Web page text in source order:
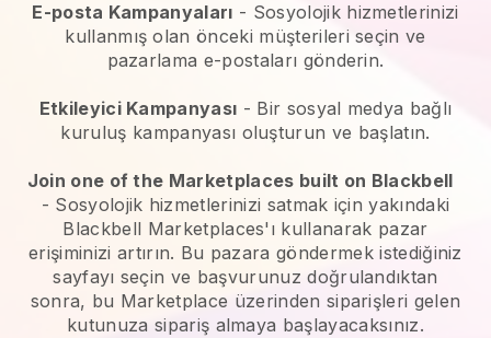
E-posta Kampanyaları - Sosyolojik hizmetlerinizi
kullanmış olan önceki müşterileri seçin ve
pazarlama e-postaları gönderin.
Etkileyici Kampanyası - Bir sosyal medya bağlı
kuruluş kampanyası oluşturun ve başlatın.
Join one of the Marketplaces built on Blackbell
- Sosyolojik hizmetlerinizi satmak için yakındaki
Blackbell Marketplaces'ı kullanarak pazar
erişiminizi artırın. Bu pazara göndermek istediğiniz
sayfayı seçin ve başvurunuz doğrulandıktan
sonra, bu Marketplace üzerinden siparişleri gelen
kutunuza sipariş almaya başlayacaksınız.